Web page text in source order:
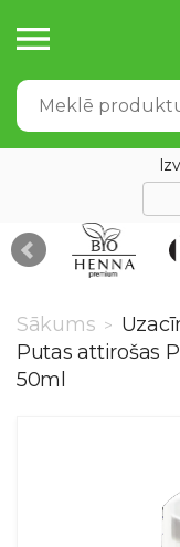
Sākums >
Putas attirošas
50ml